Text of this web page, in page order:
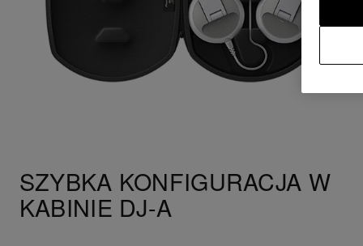
SZYBKA KONFIGURACJA W
KABINIE DJ-A